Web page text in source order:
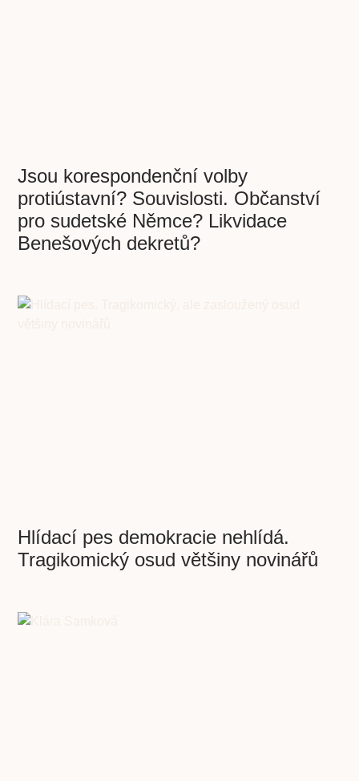
Jsou korespondenční volby
protiústavní? Souvislosti. Občanství
pro sudetské Němce? Likvidace
Benešových dekretů?
Hlídací pes demokracie nehlídá.
Tragikomický osud většiny novinářů